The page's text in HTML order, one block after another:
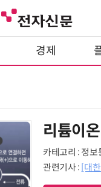
경제
리튬이
카테고리 : 정보
관련기사 : [대